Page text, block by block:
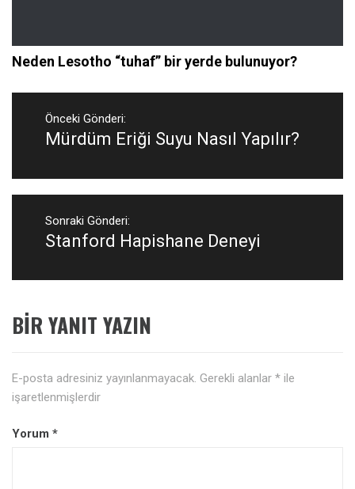
Neden Lesotho “tuhaf” bir yerde bulunuyor?
Yazı
gezinmesi
Önceki Gönderi:
Önceki
Mürdüm Eriği Suyu Nasıl Yapılır?
Sonraki Gönderi:
Sonraki
Stanford Hapishane Deneyi
BIR YANIT YAZIN
E-posta adresiniz yayınlanmayacak. Gerekli alanlar * ile
işaretlenmişlerdir
Yorum *